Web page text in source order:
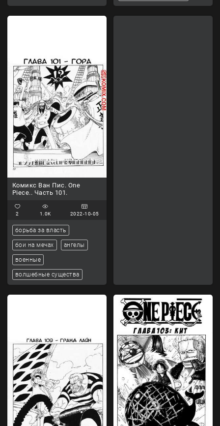
Комикс Ван Пис. One
Piece.. Часть 101.
2 1.0K 2022-10-05
борьба за власть
бои на мечах ангелы
военные
волшебные существа